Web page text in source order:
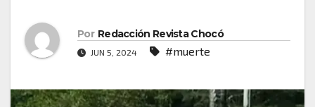
Por Redacción Revista Chocó
JUN 5, 2024 #muerte